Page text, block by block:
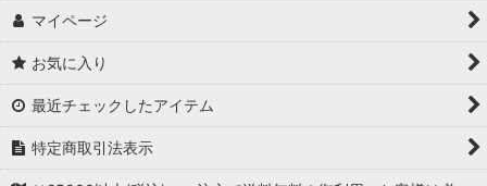
マイページ
お気に入り
最近チェックしたアイテム
特定商取引法表示